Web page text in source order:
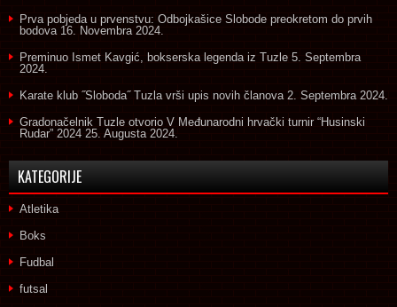
Prva pobjeda u prvenstvu: Odbojkašice Slobode preokretom do prvih
bodova 16. Novembra 2024.
Preminuo Ismet Kavgić, bokserska legenda iz Tuzle 5. Septembra
2024.
Karate klub ˝Sloboda˝ Tuzla vrši upis novih članova 2. Septembra 2024.
Gradonačelnik Tuzle otvorio V Međunarodni hrvački turnir “Husinski
Rudar” 2024 25. Augusta 2024.
KATEGORIJE
Atletika
Boks
Fudbal
futsal